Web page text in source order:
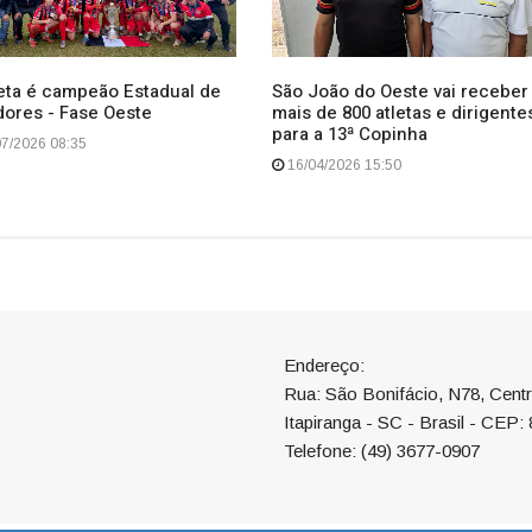
é campeão Estadual de
- Fase Oeste
2026 08:35
São João do Oeste vai receber
mais de 800 atletas e
para a 13ª Copinha
16/04/2026 15:50
Endereço:
Rua: São Bonifácio, N78,
Itapiranga - SC - Brasil - CEP:
Telefone: (49) 3677-0907